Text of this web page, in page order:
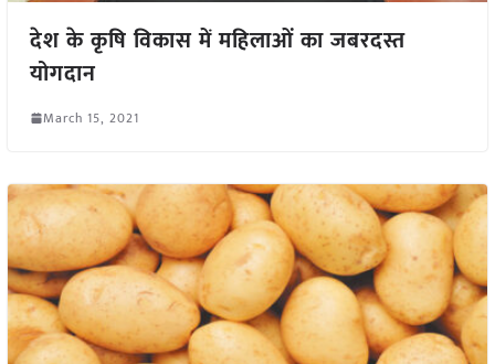
देश के कृषि विकास में महिलाओं का जबरदस्त
योगदान
March 15, 2021